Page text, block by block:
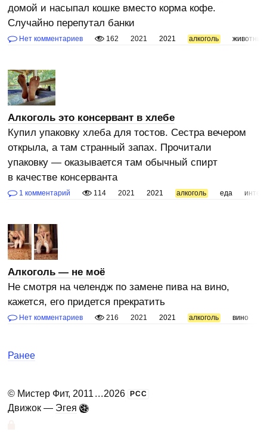
домой и насыпал кошке вместо корма кофе.
Случайно перепутал банки
Нет комментариев 162 2021 2021 алкоголь животные
Алкоголь это консервант в хлебе
Купил упаковку хлеба для тостов. Сестра вечером
открыла, а там странный запах. Прочитали
упаковку — оказывается там обычный спирт
в качестве консерванта
1 комментарий 114 2021 2021 алкоголь еда
Алкоголь — не моё
Не смотря на челендж по замене пива на вино,
кажется, его придется прекратить
Нет комментариев 216 2021 2021 алкоголь вино
Ранее
© Мистер Фит, 2011 ...2026 РСС
Движок — Эгея